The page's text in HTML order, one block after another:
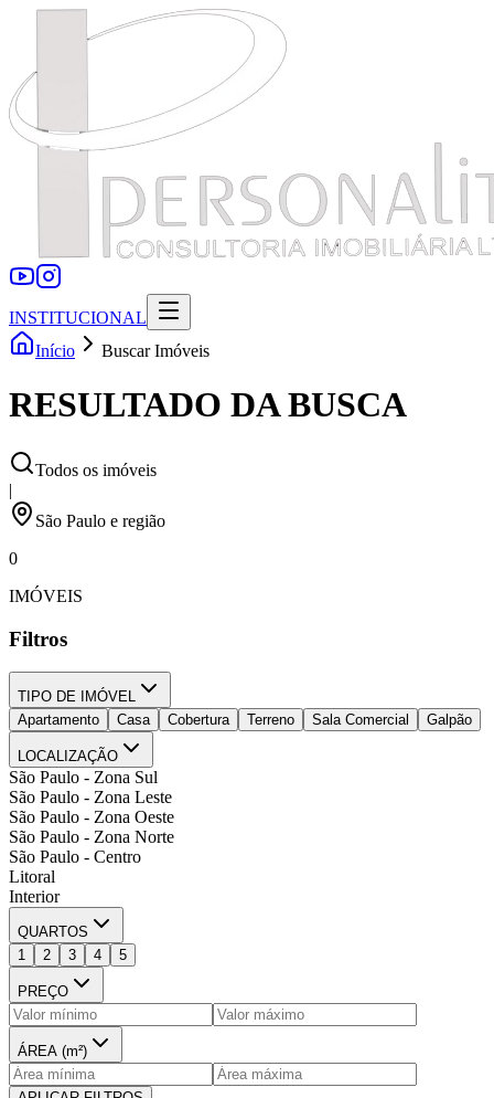
INSTITUCIONAL
Início
Buscar Imóveis
RESULTADO DA BUSCA
Todos os imóveis
|
São Paulo e região
0
IMÓVEIS
Filtros
TIPO DE IMÓVEL
Apartamento
Casa Cobertura Terreno Sala Comercial Galpão
LOCALIZAÇÃO
São Paulo - Zona Sul
São Paulo - Zona Leste
São Paulo - Zona Oeste
São Paulo - Zona Norte
São Paulo - Centro
Litoral
Interior
QUARTOS
1
2 3 4 5
PREÇO
ÁREA (m²)